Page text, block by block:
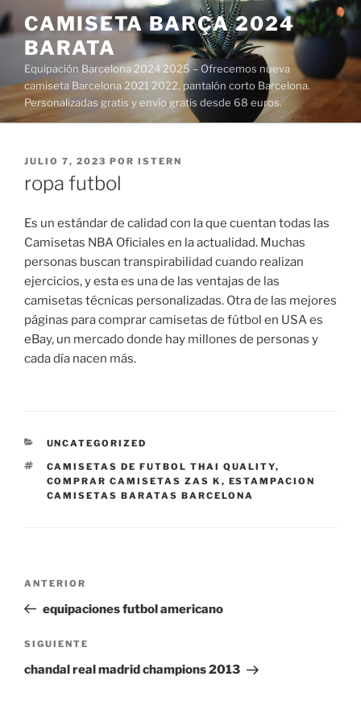
Saltar
al
contenido
CAMISETA BARÇA 2024
BARATA
Equipación Barcelona 2024 2025 – Ofrecemos nueva
camiseta Barcelona 2021 2022, pantalón corto Barcelona.
Personalizadas gratis y envío gratis desde 68 euros.
PUBLICADO
JULIO 7, 2023 POR ISTERN
ropa futbol
Es un estándar de calidad con la que cuentan todas las
Camisetas NBA Oficiales en la actualidad. Muchas
personas buscan transpirabilidad cuando realizan
ejercicios, y esta es una de las ventajas de las
camisetas técnicas personalizadas. Otra de las mejores
páginas para comprar camisetas de fútbol en USA es
eBay, un mercado donde hay millones de personas y
cada día nacen más.
CATEGORÍAS
UNCATEGORIZED
ETIQUETAS
CAMISETAS DE FUTBOL THAI QUALITY,
COMPRAR CAMISETAS ZAS K , ESTAMPACION
CAMISETAS BARATAS BARCELONA
entradas
Entrada
anterior:
ANTERIOR
equipaciones futbol americano
Siguiente
entrada
SIGUIENTE
chandal real madrid champions 2013